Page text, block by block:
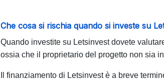
Che cosa si rischia quando si investe su
Quando investite su Letsinvest dovete
ossia che il proprietario del progetto non sia
Il finanziamento di Letsinvest è a breve